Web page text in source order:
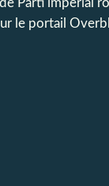
Parti imperial
le portail